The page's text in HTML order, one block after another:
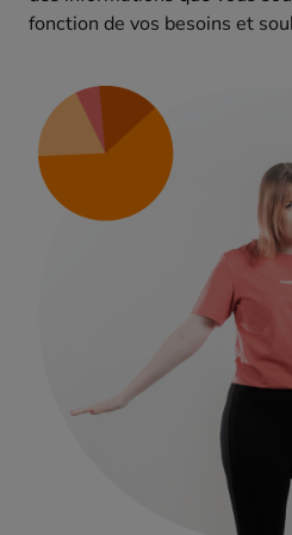
fonction de vos besoins et